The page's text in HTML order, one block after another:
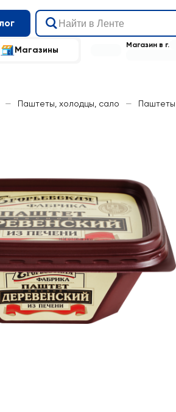
Магазины Магазин в г.
— Паштеты, холодцы, сало — Паштеты